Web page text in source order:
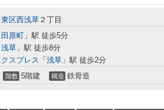
東区西浅草 ２丁目
田原町 」駅 徒歩5分
浅草 」駅 徒歩8分
スプレス 「 浅草 」駅 徒歩2分
階数 5階建 構造 鉄骨造